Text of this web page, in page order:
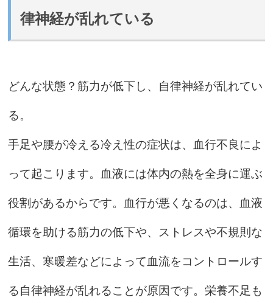
律神経が乱れている
どんな状態？筋力が低下し、自律神経が乱れてい
る。
手足や腰が冷える冷え性の症状は、血行不良によ
って起こります。血液には体内の熱を全身に運ぶ
役割があるからです。血行が悪くなるのは、血液
循環を助ける筋力の低下や、ストレスや不規則な
生活、寒暖差などによって血流をコントロールす
る自律神経が乱れることが原因です。栄養不足も